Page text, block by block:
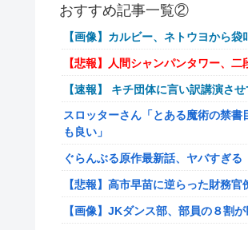
佐藤二朗、妻とのハグを報告「文〇
【画像】こんな感じのクルマで車中
【朗報】ドラゴンボール史上、最
路上駐車中のテスラ車を超弩級の
【艦これ】そもそも深海ってなんか
【艦これ】けーかいじん 他
【艦これ】E5ヌルイとかいう風説
【艦これ】もちもちーの本気 他
おすすめ記事一覧②
【画像】カルビー、ネトウヨから
【悲報】人間シャンパンタワー、
【速報】 キチ団体に言い訳講演さ
スロッターさん「とある魔術の禁
も良い」
ぐらんぶる原作最新話、ヤバすぎる
【悲報】高市早苗に逆らった財務
【画像】JKダンス部、部員の８割